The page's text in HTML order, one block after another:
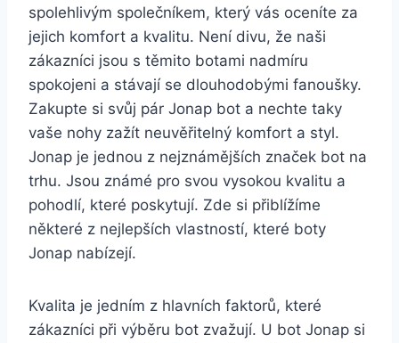
‍spolehlivým⁣ společníkem, který vás oceníte za
jejich komfort a ‌kvalitu. Není‌ divu, že⁤ naši
zákazníci jsou s⁢ těmito botami nadmíru
⁢spokojeni‍ a‍ stávají‍ se dlouhodobými fanoušky.
Zakupte si‍ svůj pár Jonap bot a⁤ nechte taky⁣
vaše ⁢nohy ⁢zažít neuvěřitelný komfort a styl.
⁤Jonap je ​jednou z ⁤nejznámějších značek bot na
trhu. ‌Jsou známé ⁣pro svou vysokou kvalitu a
‌pohodlí, které poskytují. Zde si přiblížíme
některé z nejlepších vlastností,‌ které‍ boty
Jonap nabízejí.
Kvalita ⁣je jedním z hlavních faktorů, ⁢které
zákazníci při výběru ⁤bot zvažují. U bot ‌Jonap si